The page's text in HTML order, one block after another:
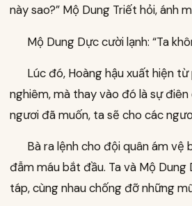
này sao?” Mộ Dung Triết hỏi, ánh
Mộ Dung Dực cười lạnh: “Ta
Lúc đó, Hoàng hậu xuất hiện
nghiêm, mà thay vào đó là sự
ngươi đã muốn, ta sẽ cho các
Bà ra lệnh cho đội quân ám vệ
đẫm máu bắt đầu. Ta và Mộ
táp, cùng nhau chống đỡ những